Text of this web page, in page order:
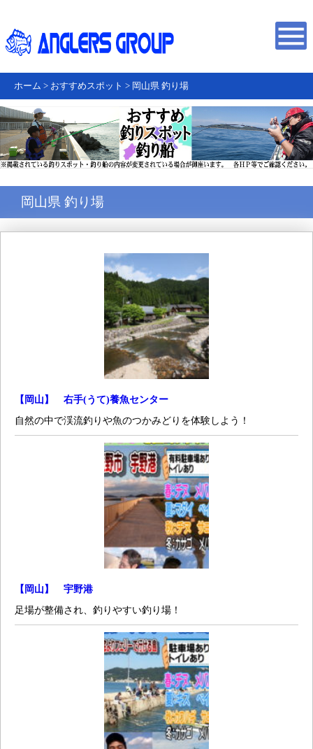
ホーム > おすすめスポット > 岡山県 釣り場
岡山県 釣り場
【岡山】 右手(うて)養魚センター
自然の中で渓流釣りや魚のつかみどりを体験しよう！
【岡山】 宇野港
足場が整備され、釣りやすい釣り場！